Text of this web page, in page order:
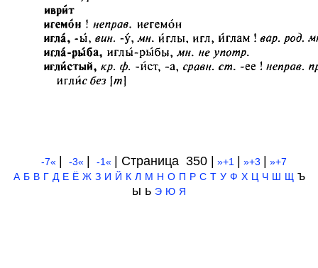
-7« -3« -1« | Cтраница 350 | »+1 »+3
»+7
А Б В Г Д Е Ё Ж З И Й К Л М Н О П Р С Т У Ф Х Ц Ч Ш Щъ
ы ь Э Ю Я